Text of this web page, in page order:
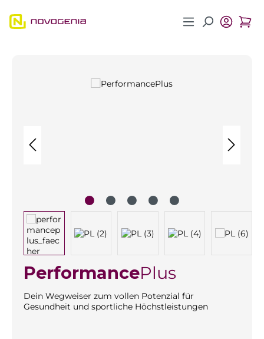
Zum Hauptinhalt springen
Bildergalerie überspringen
PerformancePlus
Dein Wegweiser zum vollen Potenzial für
Gesundheit und sportliche Höchstleistungen